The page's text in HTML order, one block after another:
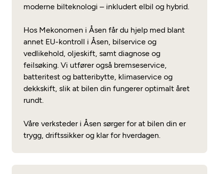
Les mer
moderne bilteknologi – inkludert elbil og hybrid.
Hos Mekonomen i Åsen får du hjelp med blant
annet EU-kontroll i Åsen, bilservice og
vedlikehold, oljeskift, samt diagnose og
feilsøking. Vi utfører også bremseservice,
batteritest og batteribytte, klimaservice og
dekkskift, slik at bilen din fungerer optimalt året
rundt.
Våre verksteder i Åsen sørger for at bilen din er
trygg, driftssikker og klar for hverdagen.